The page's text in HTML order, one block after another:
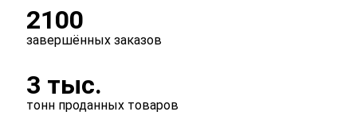
2100
завершённых заказов
3 тыс.
тонн проданных товаров